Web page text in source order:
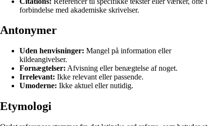
forbindelse med akademiske skrivelser.
Antonymer
Uden henvisninger: Mangel på information eller
kildeangivelser.
Fornægtelser: Afvisning eller benægtelse af noget.
Irrelevant: Ikke relevant eller passende.
Umoderne: Ikke aktuel eller nutidig.
Etymologi